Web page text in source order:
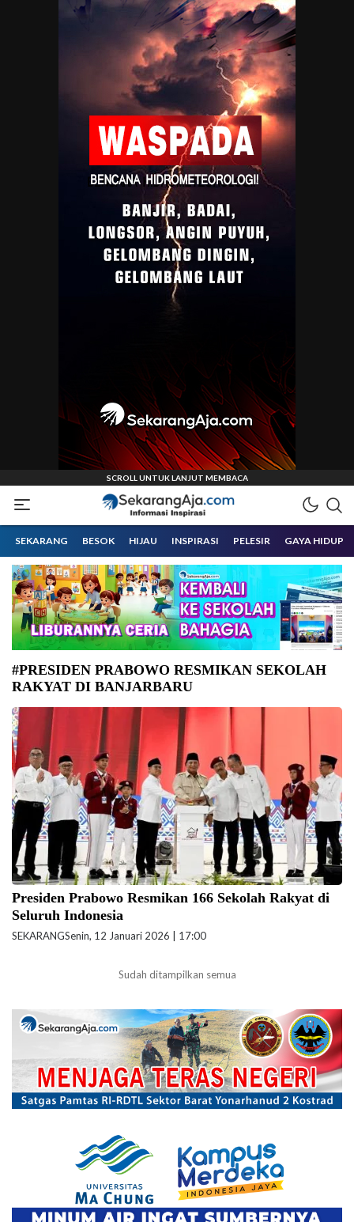
Sekarangaja
Informasi Inspirasi Malang Raya
SEKARANG BESOK HIJAU INSPIRASI PELESIR GAYA HIDUP
#PRESIDEN PRABOWO RESMIKAN SEKOLAH
RAKYAT DI BANJARBARU
Presiden Prabowo Subianto meresmikan 166 Sekolah Rakyat di seluruh
Indonesia yang diselenggarakan di Balai Besar Pendidikan Pelatihan
Kesejahteraan Sosial (BBPPKS) Kota Banjarbaru, Provinsi Kalimantan
Selatan, Senin (12/1/2026). (Foto: BPMI Setpres/Cahyo)
Presiden Prabowo Resmikan 166 Sekolah Rakyat di
Seluruh Indonesia
SEKARANGSenin, 12 Januari 2026 | 17:00
Sudah ditampilkan semua